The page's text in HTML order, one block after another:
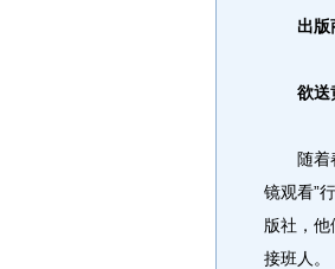
出版
欲送
随着春
镜观看”
版社，
接班人。